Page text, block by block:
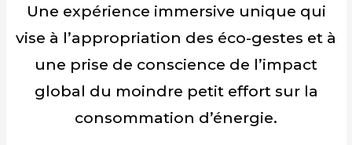
Une expérience immersive unique qui
vise à l’appropriation des éco-gestes et à
une prise de conscience de l’impact
global du moindre petit effort sur la
consommation d’énergie.